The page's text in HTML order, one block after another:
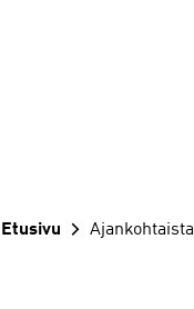
Etusivu Ajankohtaista